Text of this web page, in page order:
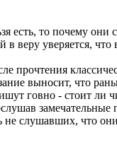
есть, то почему они
веру уверяется,
прочтения
выносит, что
говно - стоит ли
слушавших, что